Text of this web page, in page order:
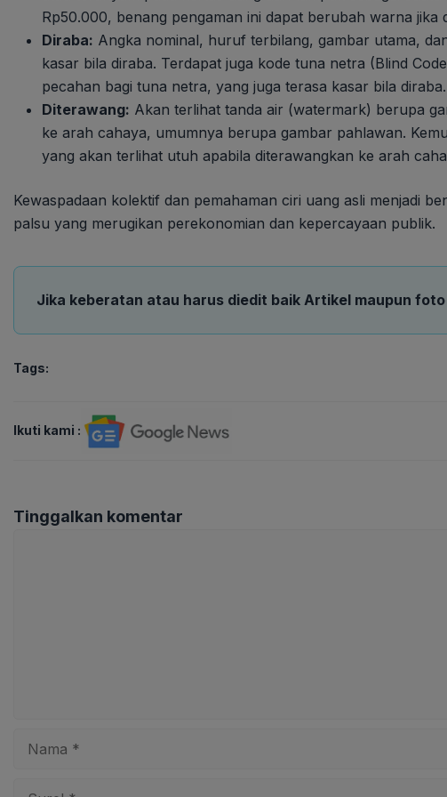
Rp50.000, benang pengaman ini dapat berubah warna jika
Diraba: Angka nominal, huruf terbilang, gambar utama,
kasar bila diraba. Terdapat juga kode tuna netra (Blind
pecahan bagi tuna netra, yang juga terasa kasar bila diraba.
Diterawang: Akan terlihat tanda air (watermark) berupa
ke arah cahaya, umumnya berupa gambar pahlawan.
yang akan terlihat utuh apabila diterawangkan ke arah
Kewaspadaan kolektif dan pemahaman ciri uang asli menjadi
palsu yang merugikan perekonomian dan kepercayaan publik.
Jika keberatan atau harus diedit baik Artikel maupun foto
Tags:
Ikuti kami :
Tinggalkan komentar